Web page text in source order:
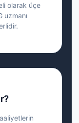
olarak üçe
uzmanı